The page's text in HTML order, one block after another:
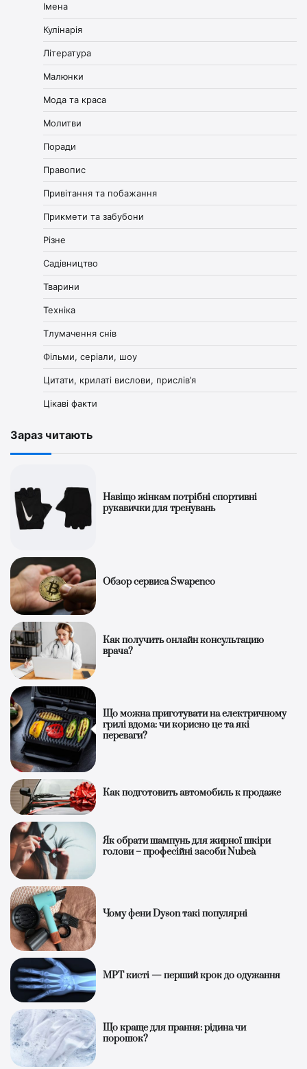
Імена
Кулінарія
Література
Малюнки
Мода та краса
Молитви
Поради
Правопис
Привітання та побажання
Прикмети та забубони
Різне
Садівництво
Тварини
Техніка
Тлумачення снів
Фільми, серіали, шоу
Цитати, крилаті вислови, прислів’я
Цікаві факти
Зараз читають
Навіщо жінкам потрібні спортивні
рукавички для тренувань
Обзор сервиса Swapenco
Как получить онлайн консультацию
врача?
Що можна приготувати на електричному
грилі вдома: чи корисно це та які
переваги?
Как подготовить автомобиль к продаже
Як обрати шампунь для жирної шкіри
голови – професійні засоби Nubeà
Чому фени Dyson такі популярні
МРТ кисті — перший крок до одужання
Що краще для прання: рідина чи
порошок?